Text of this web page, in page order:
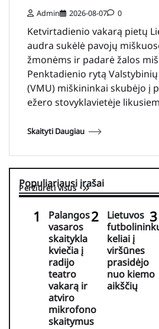
Admin 2026-08-07 0
Ketvirtadienio vakarą pietų
audra sukėlė pavojų
žmonėms ir padarė žalos
Penktadienio rytą
(VMU) miškininkai skubėjo į
ežero stovyklavietėje
Skaityti Daugiau
Populiariausi įrašai
Peržiūrėti visus
Palangos
vasaros
skaitykla
kviečia į
radijo
teatro
vakarą ir
atviro
mikrofono
skaitymus
Lietuvos
keliai į
viršūnes
prasidėjo
nuo kiemo
aikščių